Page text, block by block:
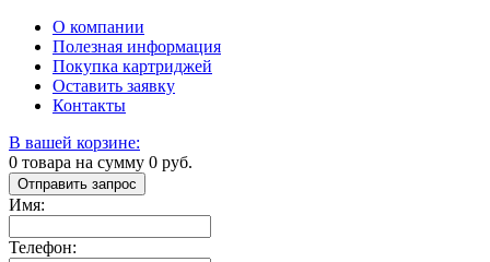
О компании
Полезная информация
Покупка картриджей
Оставить заявку
Контакты
В вашей корзине:
0 товара на сумму 0 руб.
Отправить запрос
Имя:
Телефон: